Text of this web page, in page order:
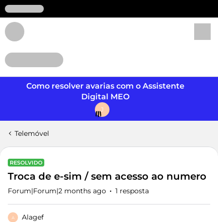
Como resolver avarias com o Assistente
Digital MEO
J
Telemóvel
RESOLVIDO
Troca de e-sim / sem acesso ao numero
Forum|Forum|2 months ago 1 resposta
A Alagef